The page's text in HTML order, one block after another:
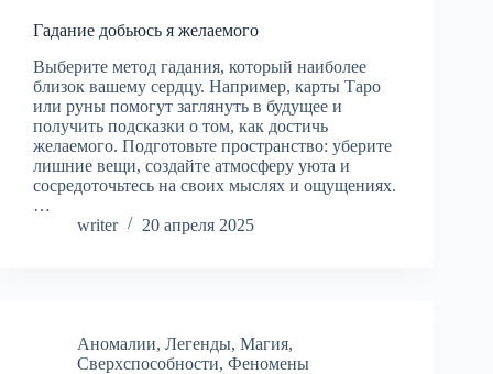
Гадание добьюсь я желаемого
Выберите метод гадания, который наиболее
близок вашему сердцу. Например, карты Таро
или руны помогут заглянуть в будущее и
получить подсказки о том, как достичь
желаемого. Подготовьте пространство: уберите
лишние вещи, создайте атмосферу уюта и
сосредоточьтесь на своих мыслях и ощущениях.
…
writer
20 апреля 2025
Аномалии, Легенды, Магия,
Сверхспособности, Феномены